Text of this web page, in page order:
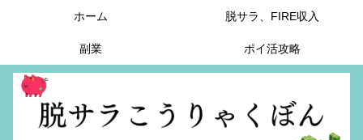
ホーム 脱サラ、FIRE収入
副業 ポイ活攻略